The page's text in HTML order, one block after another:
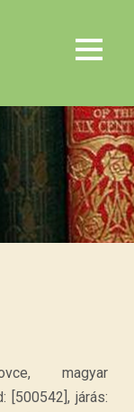
magyar
[500542], járás: